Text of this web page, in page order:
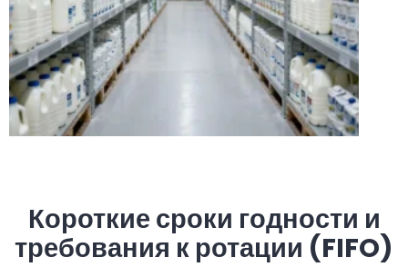
Короткие сроки годности и
требования к ротации (FIFO)